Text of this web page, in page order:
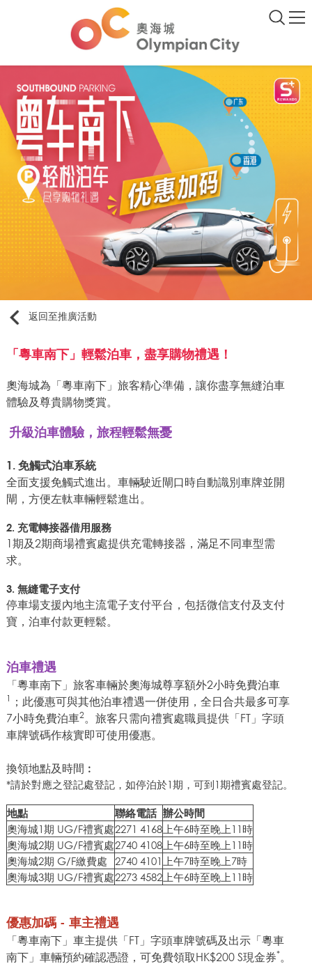
返回至推廣活動
「粵車南下」輕鬆泊車，盡享購物禮遇！
奧海城為「粵車南下」旅客精心準備，讓你盡享無縫泊車
體驗及尊貴購物獎賞。
升級泊車體驗，旅程輕鬆無憂
1. 免觸式泊車系統
全面支援免觸式進出。車輛駛近閘口時自動識別車牌並開
閘，方便左軚車輛輕鬆進出。
2. 充電轉接器借用服務
1期及2期商場禮賓處提供充電轉接器，滿足不同車型需
求。
3. 無縫電子支付
停車場支援內地主流電子支付平台，包括微信支付及支付
寶，泊車付款更輕鬆。
泊車禮遇
「粵車南下」旅客車輛於奧海城尊享額外2小時免費泊車
1 ；此優惠可與其他泊車禮遇一併使用，全日合共最多可享
7小時免費泊車2。旅客只需向禮賓處職員提供「FT」字頭
車牌號碼作核實即可使用優惠。
換領地點及時間︰
*請於對應之登記處登記，如停泊於1期，可到1期禮賓處登記。
地點 聯絡電話 辦公時間
奧海城1期 UG/F禮賓處2271 4168 上午6時至晚上11時
奧海城2期 UG/F禮賓處2740 4108 上午6時至晚上11時
奧海城2期 G/F繳費處 2740 4101 上午7時至晚上7時
奧海城3期 UG/F禮賓處2273 4582 上午6時至晚上11時
優惠加碼 - 車主禮遇
「粵車南下」車主提供「FT」字頭車牌號碼及出示「粵車
南下」車輛預約確認憑證，可免費領取HK$200 S現金券*。